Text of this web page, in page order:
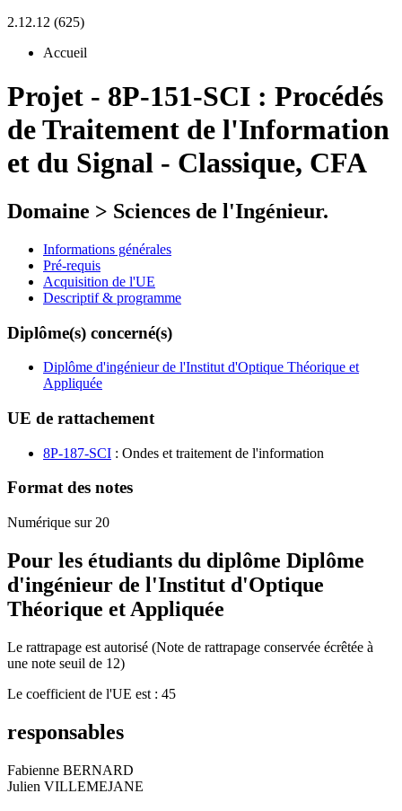
2.12.12 (625)
Accueil
Projet - 8P-151-SCI : Procédés
de Traitement de l'Information
et du Signal - Classique, CFA
Domaine > Sciences de l'Ingénieur.
Informations générales
Pré-requis
Acquisition de l'UE
Descriptif & programme
Diplôme(s) concerné(s)
Diplôme d'ingénieur de l'Institut d'Optique Théorique et
Appliquée
UE de rattachement
8P-187-SCI : Ondes et traitement de l'information
Format des notes
Numérique sur 20
Pour les étudiants du diplôme Diplôme
d'ingénieur de l'Institut d'Optique
Théorique et Appliquée
Le rattrapage est autorisé (Note de rattrapage conservée écrêtée à
une note seuil de 12)
Le coefficient de l'UE est : 45
responsables
Fabienne BERNARD
Julien VILLEMEJANE